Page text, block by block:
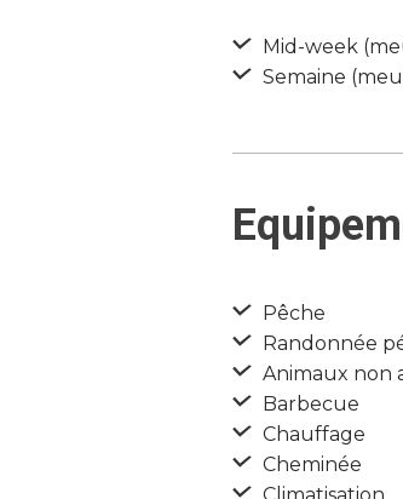
Mid-week
Semaine
Pêche
Randonnée
Animaux non
Barbecue
Chauffage
Cheminée